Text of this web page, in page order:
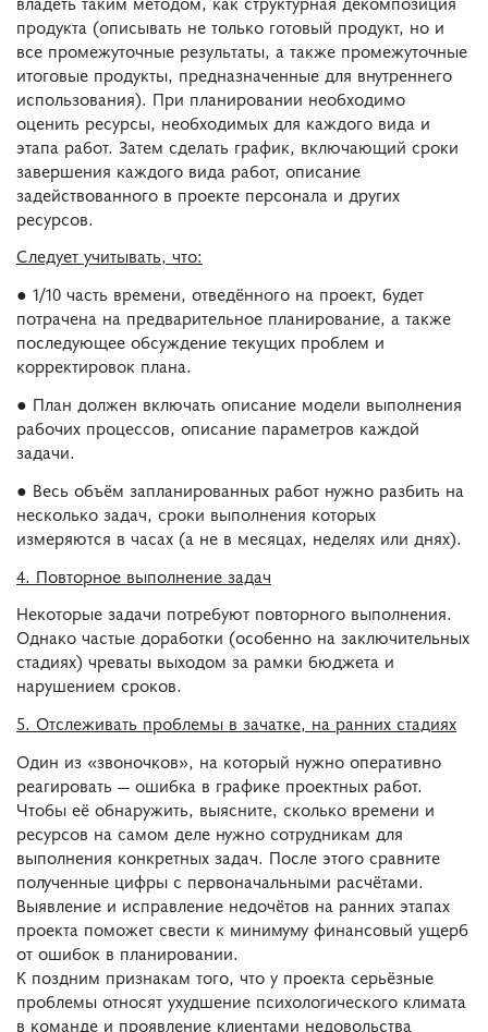
продукта (описывать не только готовый продукт, но и
все промежуточные результаты, а также промежуточные
итоговые продукты, предназначенные для внутреннего
использования). При планировании необходимо
оценить ресурсы, необходимых для каждого вида и
этапа работ. Затем сделать график, включающий сроки
завершения каждого вида работ, описание
задействованного в проекте персонала и других
ресурсов.
Следует учитывать, что:
● 1/10 часть времени, отведённого на проект, будет
потрачена на предварительное планирование, а также
последующее обсуждение текущих проблем и
корректировок плана.
● План должен включать описание модели выполнения
рабочих процессов, описание параметров каждой
задачи.
● Весь объём запланированных работ нужно разбить на
несколько задач, сроки выполнения которых
измеряются в часах (а не в месяцах, неделях или днях).
4. Повторное выполнение задач
Некоторые задачи потребуют повторного выполнения.
Однако частые доработки (особенно на заключительных
стадиях) чреваты выходом за рамки бюджета и
нарушением сроков.
5. Отслеживать проблемы в зачатке, на ранних стадиях
Один из «звоночков», на который нужно оперативно
реагировать — ошибка в графике проектных работ.
Чтобы её обнаружить, выясните, сколько времени и
ресурсов на самом деле нужно сотрудникам для
выполнения конкретных задач. После этого сравните
полученные цифры с первоначальными расчётами.
Выявление и исправление недочётов на ранних этапах
проекта поможет свести к минимуму финансовый ущерб
от ошибок в планировании.
К поздним признакам того, что у проекта серьёзные
проблемы относят ухудшение психологического климата
в команде и проявление клиентами недовольства